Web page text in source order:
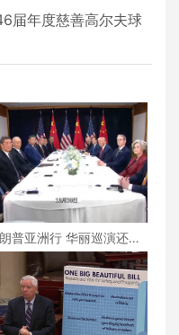
届年度慈善高尔夫球
普亚洲行 华丽巡演还是
博弈？